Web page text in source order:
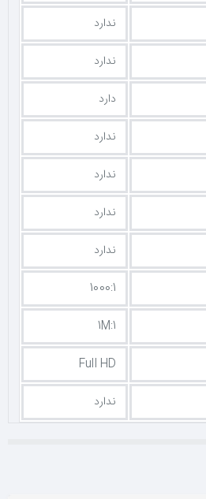
ندارد
ندارد
دارد
ندارد
ندارد
ندارد
ندارد
1000:1
1M:1
Full HD
ندارد